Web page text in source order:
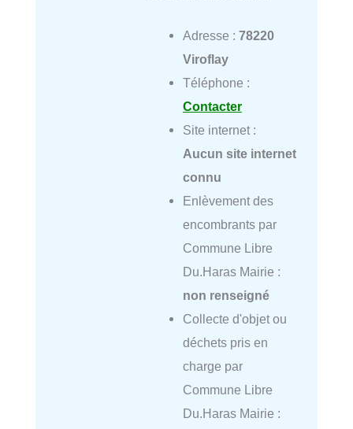
Adresse : 78220
Viroflay
Téléphone :
Contacter
Site internet :
Aucun site internet
connu
Enlèvement des
encombrants par
Commune Libre
Du.Haras Mairie :
non renseigné
Collecte d'objet ou
déchets pris en
charge par
Commune Libre
Du.Haras Mairie :